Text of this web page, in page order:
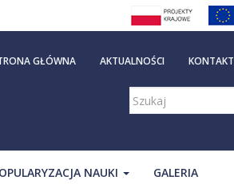
GŁÓWNA AKTUALNOŚCI KONTAKT
Szukaj:
NAUKI GALERIA